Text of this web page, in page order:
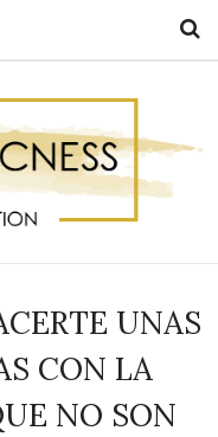
UNAS
CON LA
NO SON